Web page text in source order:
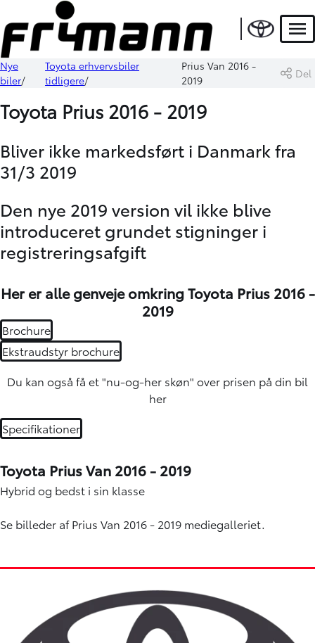
Nye
biler
Toyota erhvervsbiler
tidligere
Prius Van 2016 -
2019
Del
Toyota Prius 2016 - 2019
Bliver ikke markedsført i Danmark fra
31/3 2019
Den nye 2019 version vil ikke blive
introduceret grundet stigninger i
registreringsafgift
Her er alle genveje omkring Toyota Prius 2016 -
2019
Brochure
Ekstraudstyr brochure
Du kan også få et "nu-og-her skøn" over prisen på din bil
her
Specifikationer
Toyota Prius Van 2016 - 2019
Hybrid og bedst i sin klasse
Se billeder af Prius Van 2016 - 2019 mediegalleriet.